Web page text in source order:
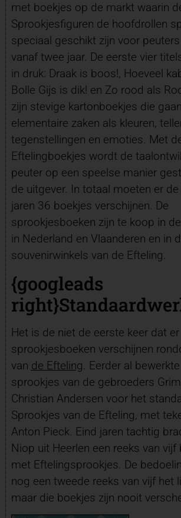
met boekjes op de markt waarin
Sprookjesfiguren de hoofdrollen
speciaal geschikt zijn voor
vanaf twee jaar. De eerste vier
in druk: Draak is boos!, Hoeveel
Bolle Gijs is dik! en Zo rood als
zijn stevige kartonboekjes die
elementaire zaken als kleuren,
tegenstellingen en emoties. Met
Eftelingboekjes wordt de
peuter op een speelse manier
de uitgever. In totaal moeten er
jaren 36 boekjes verschijnen. De
sprookjesboeken zijn te koop in
in Nederland en Vlaanderen en in
souvenirwinkels van de Efteling.
{googleads
Het is de niet de eerste keer dat er
sprookjesboeken verschijnen
van de Efteling. Eerder al
sprookjes van de gebroeders
Christian Andersen voor het
Sprookjes van de Efteling, met
Anton Pieck. Eind jaren tachtig
Niop uit Heerlen een reeks van vijf
met Eftelingsprookjes. De
nog een tweede reeks van vijf het
maar die boekjes zijn nooit